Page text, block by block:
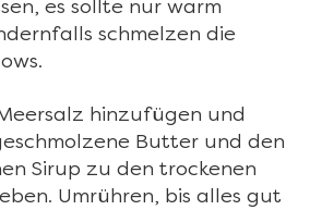
es sollte nur warm
schmelzen die
hinzufügen und
Butter und den
Sirup zu den trockenen
Umrühren, bis alles gut